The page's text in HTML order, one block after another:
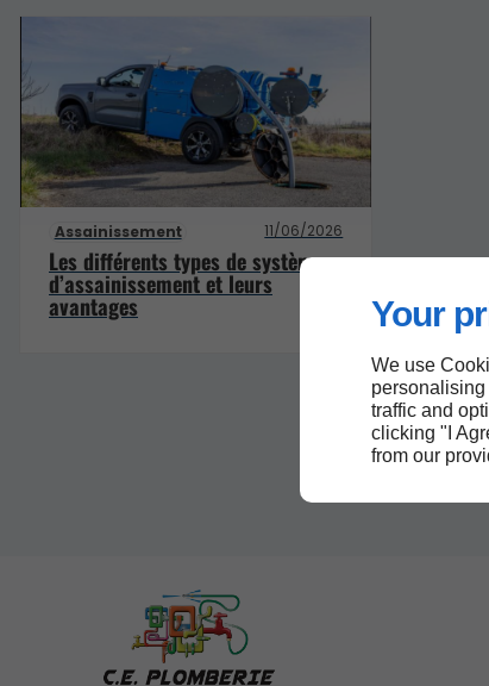
Your
We use
traffic and
clicking "I
from our
Assainissement 11/06/2026
Les différents types de systèmes
d’assainissement et leurs
avantages